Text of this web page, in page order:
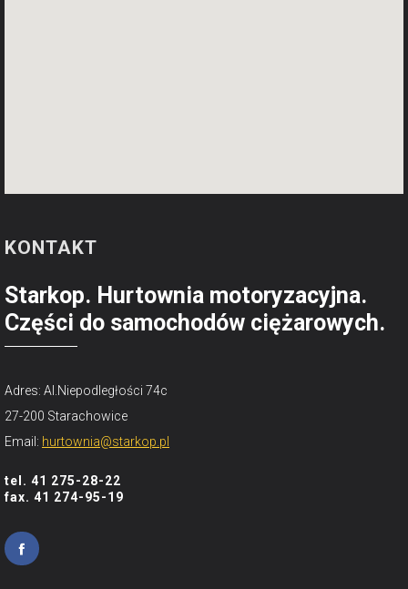
KONTAKT
Starkop. Hurtownia motoryzacyjna.
Części do samochodów ciężarowych.
Adres: Al.Niepodległości 74c
27-200 Starachowice
Email: hurtownia@starkop.pl
tel. 41 275-28-22
fax. 41 274-95-19